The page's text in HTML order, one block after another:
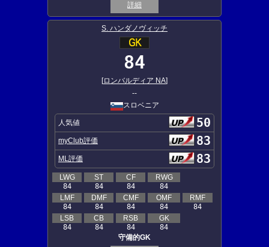
詳細
S. ハンダノヴィッチ
84
[ロンバルディア NA]
--
スロベニア
人気値 50
myClub評価 83
ML評価 83
LWG
84
ST
84
CF
84
RWG
84
LMF
84
DMF
84
CMF
84
OMF
84
RMF
84
LSB
84
CB
84
RSB
84
GK
84
守備的GK